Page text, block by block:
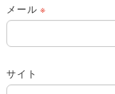
メール※
サイト